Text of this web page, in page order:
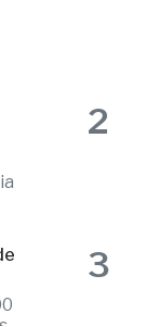
2
3